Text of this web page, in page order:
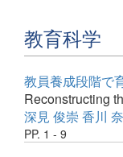
教育科学
教員養成段階で
Reconstructing
深見 俊崇香川
PP. 1 - 9